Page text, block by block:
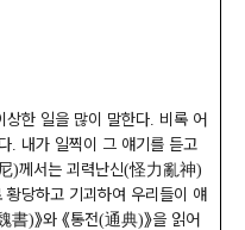
상한 일을 많이 말한다. 비록 어
. 내가 일찍이 그 얘기를 듣고
)께서는 괴력난신(怪力亂神)
황당하고 기괴하여 우리들이 얘
書)》와 《통전(通典)》을 읽어